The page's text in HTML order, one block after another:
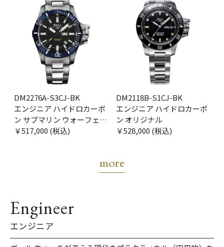
DM2276A-S3CJ-BK
エンジニア ハイドロカーボ
ン サブマリン ウォーフェア
ブルーPVD
￥517,000 (税込)
DM2118B-S1CJ-BK
エンジニア ハイドロカーボ
ン オリジナル
￥528,000 (税込)
more
Engineer
エンジニア